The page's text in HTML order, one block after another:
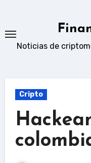
content
Noticias de
Cripto